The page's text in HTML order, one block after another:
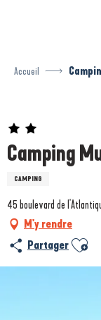
Accueil
Camping
CAMPING
Prestataire engagé
45 boulevard de
M'y rendre
Partager Ajouter